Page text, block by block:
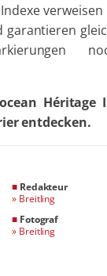
garantieren
Héritage
entdecken.
■ Redakteur
» Breitling
■ Fotograf
» Breitling